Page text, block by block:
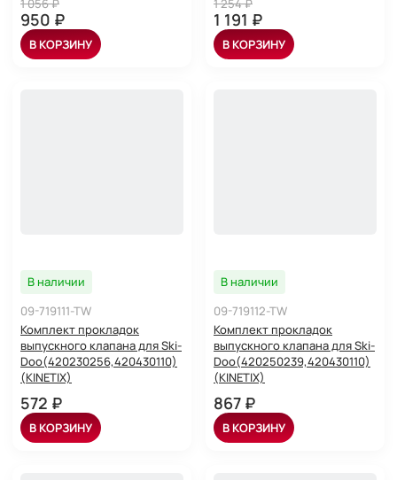
1 056 ₽
950 ₽
В КОРЗИНУ
1 254 ₽
1 191 ₽
В КОРЗИНУ
В наличии
09-719111-TW
Комплект прокладок
выпускного клапана для Ski-
Doo(420230256,420430110)
(KINETIX)
572 ₽
В КОРЗИНУ
В наличии
09-719112-TW
Комплект прокладок
выпускного клапана для Ski-
Doo(420250239,420430110)
(KINETIX)
867 ₽
В КОРЗИНУ